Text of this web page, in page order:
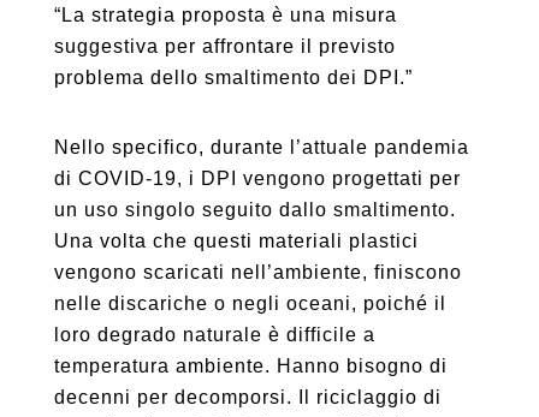
“La strategia proposta è una misura
suggestiva per affrontare il previsto
problema dello smaltimento dei DPI.”
Nello specifico, durante l’attuale pandemia
di COVID-19, i DPI vengono progettati per
un uso singolo seguito dallo smaltimento.
Una volta che questi materiali plastici
vengono scaricati nell’ambiente, finiscono
nelle discariche o negli oceani, poiché il
loro degrado naturale è difficile a
temperatura ambiente. Hanno bisogno di
decenni per decomporsi. Il riciclaggio di